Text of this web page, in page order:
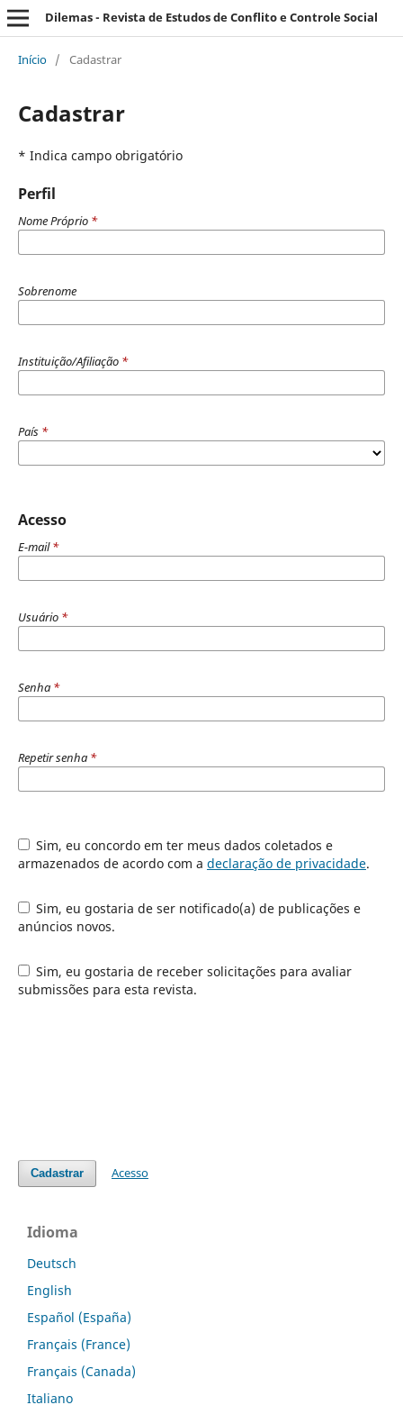
Dilemas - Revista de Estudos de Conflito e Controle Social
Início / Cadastrar
Cadastrar
* Indica campo obrigatório
Perfil
Nome Próprio *
Sobrenome
Instituição/Afiliação *
País *
Acesso
E-mail*
Usuário *
Senha *
Repetir senha *
Sim, eu concordo em ter meus dados coletados e
armazenados de acordo com a declaração de privacidade.
Sim, eu gostaria de ser notificado(a) de publicações e
anúncios novos.
Sim, eu gostaria de receber solicitações para avaliar
submissões para esta revista.
Cadastrar Acesso
Idioma
Deutsch
English
Español (España)
Français (France)
Français (Canada)
Italiano